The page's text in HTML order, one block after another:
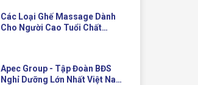
Các Loại Ghế Massage Dành
Cho Người Cao Tuổi Chất
Apec Group - Tập Đoàn BĐS
Nghỉ Dưỡng Lớn Nhất Việt Nam